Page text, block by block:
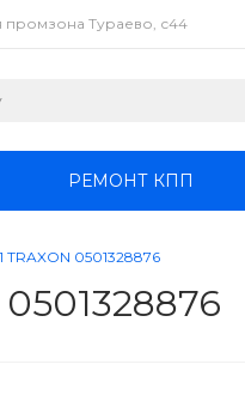
промзона Тураево, с44
РЕМОНТ КПП
0501328876